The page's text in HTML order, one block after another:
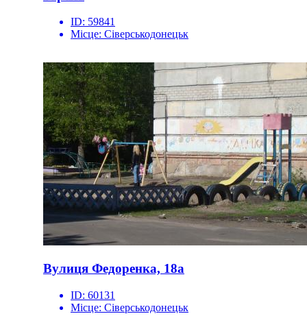
ID: 59841
Місце: Сіверськодонецьк
Вулиця Федоренка, 18а
ID: 60131
Місце: Сіверськодонецьк